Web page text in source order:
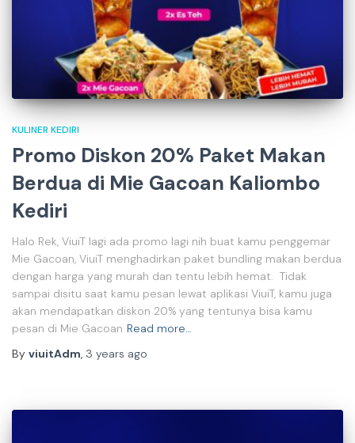
KULINER KEDIRI
Promo Diskon 20% Paket Makan
Berdua di Mie Gacoan Kaliombo
Kediri
Halo Rek, ViuiT lagi ada promo lagi nih buat kamu penggemar
Mie Gacoan, ViuiT menghadirkan paket bundling makan berdua
dengan harga yang murah dan tentu lebih hemat. Tidak
sampai disitu saat kamu pesan lewat aplikasi ViuiT, kamu juga
akan mendapatkan diskon 20% yang tentunya bisa kamu
pesan di Mie Gacoan Read more…
By viuitAdm, 3 years ago